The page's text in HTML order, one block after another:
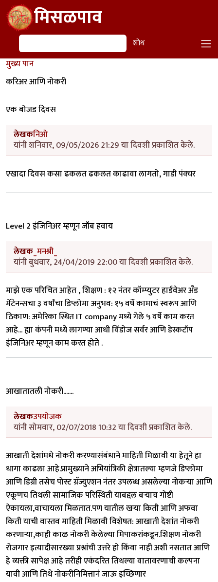
Skip to main contentमिसळपाव
शोध शोध
मुख्य पान
करिअर आणि नोकरी
एक बोजड दिवस
लेखकनिओ
यांनी शनिवार, 09/05/2026 21:29 या दिवशी प्रकाशित केले.
एखादादिवसकसाढकलत ढकलतकाढावालागतो,गाडीपंक्चर
Level 2 इंजिनिअर म्हणून जॉब हवाय
लेखक _मनश्री_
यांनी बुधवार, 24/04/2019 22:00 या दिवशी प्रकाशित केले.
माझे एक परिचित आहेत , शिक्षण : १२ नंतर कॉम्प्युटर हार्डवेअर अँड
मेंटेनन्सचा ३ वर्षांचा डिप्लोमा अनुभव: १५ वर्षे कामाचं स्वरूप आणि
ठिकाण: अमेरिका स्थित IT company मध्ये गेले ५ वर्षे काम करत
आहे... ह्या कंपनी मध्ये लागण्या आधी विंडोज सर्वर आणि डेस्कटॉप
इंजिनिअर म्हणून काम करत होते .
आखातातली नोकरी.......
लेखकउपयोजक
यांनी सोमवार, 02/07/2018 10:32 या दिवशी प्रकाशित केले.
आखाती देशांमधे नोकरी करण्यासंबंधाने माहिती मिळावी या हेतूने हा
धागा काढला आहे.प्रामुख्याने अभियांत्रिकी क्षेत्रातल्या म्हणजे डिप्लोमा
आणि डिग्री तसेच पोस्ट ग्रॅज्युएशन नंतर उपलब्ध असलेल्या नोकर्‍या आणि
एकूणच तिथली सामाजिक परिस्थिती याबद्दल बर्‍याच गोष्टी
ऐकायला,वाचायला मिळतात.पण यातील खर्‍या किती आणि अफवा
किती याची वास्तव माहिती मिळावी विशेषत: आखाती देशांत नोकरी
करणार्‍या,काही काळ नोकरी केलेल्या मिपाकरांकडून.शिक्षण नोकरी
रोजगार इत्यादीसारख्या प्रश्नांची उत्तरे हो किंवा नाही अशी नसतात आणि
हे व्यक्ती सापेक्ष आहे तरीही एकंदरित तिथल्या वातावरणाची कल्पना
यावी आणि तिथे नोकरीनिमित्तानं जाऊ इच्छिणार